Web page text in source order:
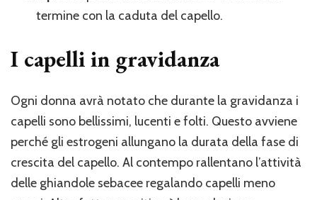
termine con la caduta del capello.
I capelli in gravidanza
Ogni donna avrà notato che durante la gravidanza i
capelli sono bellissimi, lucenti e folti. Questo avviene
perché gli estrogeni allungano la durata della fase di
crescita del capello. Al contempo rallentano l’attività
delle ghiandole sebacee regalando capelli meno